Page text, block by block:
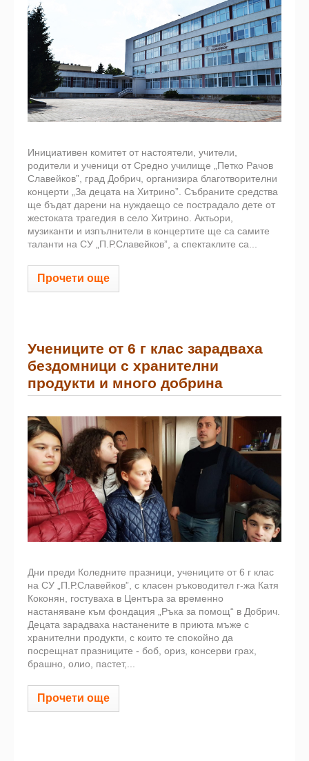
Инициативен комитет от настоятели, учители,
родители и ученици от Средно училище „Петко Рачов
Славейков”, град Добрич, организира благотворителни
концерти „За децата на Хитрино”. Събраните средства
ще бъдат дарени на нуждаещо се пострадало дете от
жестоката трагедия в село Хитрино. Актьори,
музиканти и изпълнители в концертите ще са самите
таланти на СУ „П.Р.Славейков”, а спектаклите са...
Прочети още
Учениците от 6 г клас зарадваха
бездомници с хранителни
продукти и много добрина
Дни преди Коледните празници, учениците от 6 г клас
на СУ „П.Р.Славейков”, с класен ръководител г-жа Катя
Коконян, гостуваха в Центъра за временно
настаняване към фондация „Ръка за помощ“ в Добрич.
Децата зарадваха настанените в приюта мъже с
хранителни продукти, с които те спокойно да
посрещнат празниците - боб, ориз, консерви грах,
брашно, олио, пастет,...
Прочети още